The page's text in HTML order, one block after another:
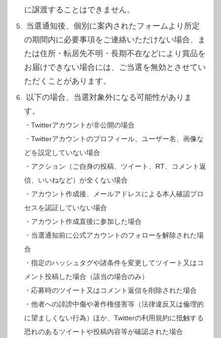
に譲渡することはできません。
当選通知後、個別に案内されたフォームより所定
の期間内に必要事項をご連絡いただけない場合、ま
たは住所・転居先不明・長期不在などにより賞品を
お届けできない場合には、ご当選を無効とさせてい
ただくことがあります。
以下の場合、当選対象外になる可能性がありま
す。
・Twitterアカウントが非公開の場合
・Twitterアカウントのプロフィール、ユーザー名、画像な
どを設定していない場合
・アクション（ご自身の投稿、ツイート、RT、コメント返
信、いいねなど）が全くない場合
・アカウント作成後、メールアドレスによる本人確認プロ
セスを認証していない場合
・アカウント作成直後に参加した場合
・当選通知前に公式アカウントのフォローを解除された場
合
・指定のハッシュタグや諸条件を変更してツイート又はコ
メント投稿した場合（該当の場合のみ）
・応募時のツイート又はコメント返信を削除された場合
・他者への誹謗中傷や著作権侵害等（法律違反又は倫理的
に望ましくない行為）ほか、Twitterの利用規約に抵触する
恐れのあるツイートや投稿内容等が確認された場合